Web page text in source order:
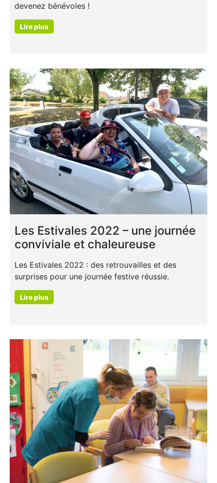
devenez bénévoles !
Lire plus
Les Estivales 2022 – une journée
conviviale et chaleureuse
Les Estivales 2022 : des retrouvailles et des
surprises pour une journée festive réussie.
Lire plus